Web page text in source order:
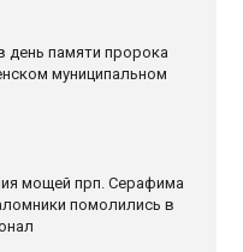
день памяти пророка
муниципальном
мощей прп. Серафима
помолились в